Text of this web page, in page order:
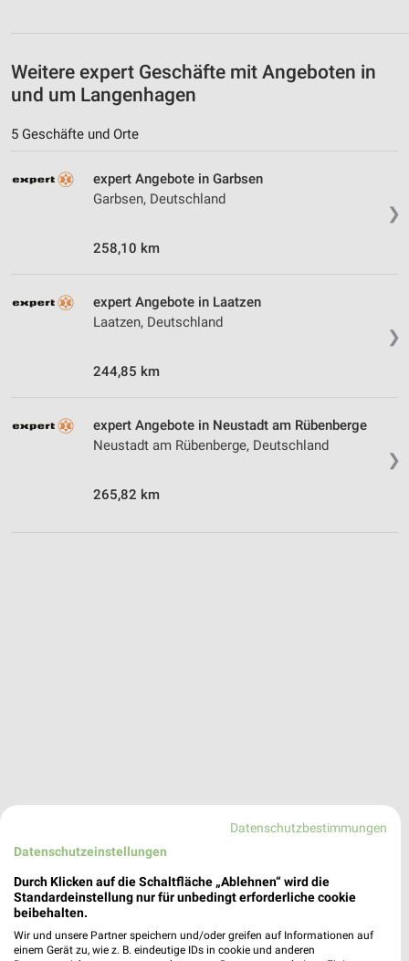
Weitere expert Geschäfte mit Angeboten in
und um Langenhagen
5 Geschäfte und Orte
❯
expert Angebote in Garbsen
Garbsen, Deutschland
258,10 km
❯
expert Angebote in Laatzen
Laatzen, Deutschland
244,85 km
❯
expert Angebote in Neustadt am Rübenberge
Neustadt am Rübenberge, Deutschland
265,82 km
Wunstorf, Deutschland
268,00 km
Datenschutzbestimmungen
Datenschutzeinstellungen
Durch Klicken auf die Schaltfläche „Ablehnen“ wird die
Standardeinstellung nur für unbedingt erforderliche cookie
beibehalten.
Wir und unsere Partner speichern und/oder greifen auf Informationen auf
einem Gerät zu, wie z. B. eindeutige IDs in cookie und anderen